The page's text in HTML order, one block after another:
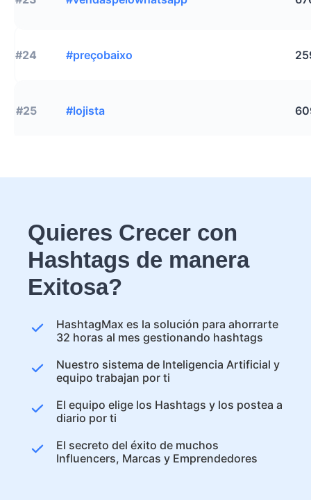
#24 #preçobaixo
#25 #lojista
Quieres Crecer con
Hashtags de manera
Exitosa?
HashtagMax es la solución para ahorrarte
32 horas al mes gestionando hashtags
Nuestro sistema de Inteligencia Artificial y
equipo trabajan por ti
El equipo elige los Hashtags y los postea a
diario por ti
El secreto del éxito de muchos
Influencers, Marcas y Emprendedores